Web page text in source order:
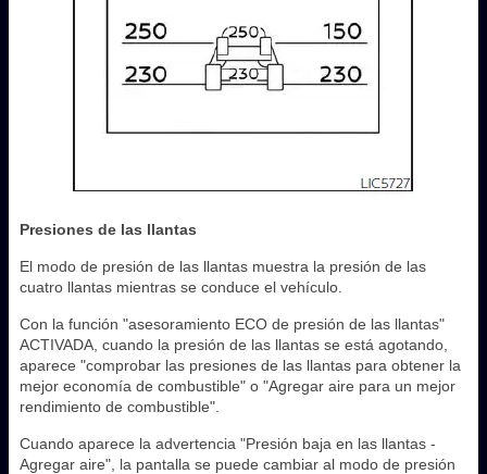
Presiones de las llantas
El modo de presión de las llantas muestra la presión de las
cuatro llantas mientras se conduce el vehículo.
Con la función "asesoramiento ECO de presión de las llantas"
ACTIVADA, cuando la presión de las llantas se está agotando,
aparece "comprobar las presiones de las llantas para obtener la
mejor economía de combustible" o "Agregar aire para un mejor
rendimiento de combustible".
Cuando aparece la advertencia "Presión baja en las llantas -
Agregar aire", la pantalla se puede cambiar al modo de presión